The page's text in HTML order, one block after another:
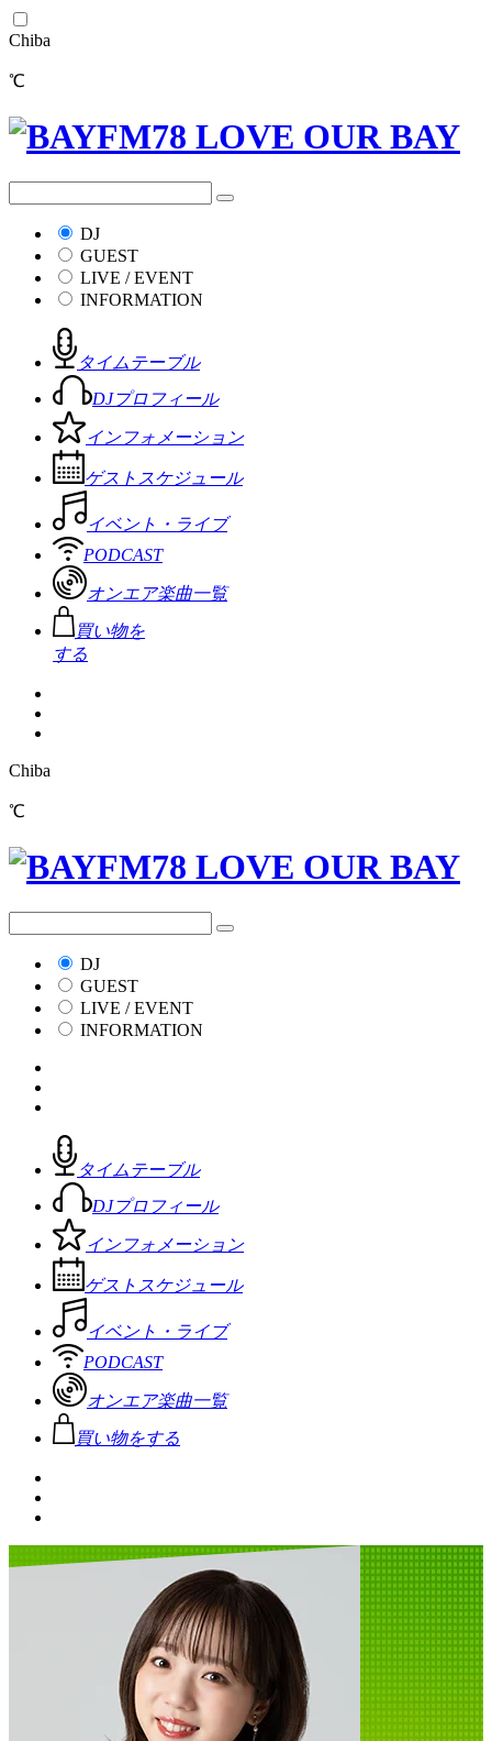
Chiba
℃
DJ
GUEST
LIVE / EVENT
INFORMATION
タイムテーブル
DJプロフィール
インフォメーション
ゲストスケジュール
イベント・ライブ
PODCAST
オンエア楽曲一覧
買い物を
する
Chiba
℃
DJ
GUEST
LIVE / EVENT
INFORMATION
タイムテーブル
DJプロフィール
インフォメーション
ゲストスケジュール
イベント・ライブ
PODCAST
オンエア楽曲一覧
買い物をする